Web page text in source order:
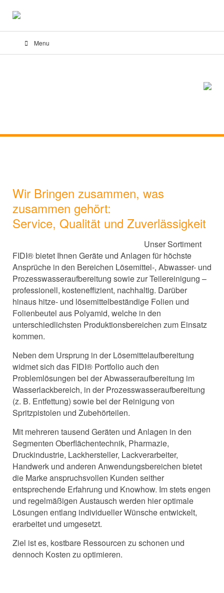
Menu
Wir Bringen zusammen, was
zusammen gehört:
Service, Qualität und Zuverlässigkeit
Unser Sortiment
FIDI® bietet Ihnen Geräte und Anlagen für höchste
Ansprüche in den Bereichen Lösemittel-, Abwasser- und
Prozesswasseraufbereitung sowie zur Teilereinigung –
professionell, kosteneffizient, nachhaltig. Darüber
hinaus hitze- und lösemittelbeständige Folien und
Folienbeutel aus Polyamid, welche in den
unterschiedlichsten Produktionsbereichen zum Einsatz
kommen.
Neben dem Ursprung in der Lösemittelaufbereitung
widmet sich das FIDI® Portfolio auch den
Problemlösungen bei der Abwasseraufbereitung im
Wasserlackbereich, in der Prozesswasseraufbereitung
(z. B. Entfettung) sowie bei der Reinigung von
Spritzpistolen und Zubehörteilen.
Mit mehreren tausend Geräten und Anlagen in den
Segmenten Oberflächentechnik, Pharmazie,
Druckindustrie, Lackhersteller, Lackverarbeiter,
Handwerk und anderen Anwendungsbereichen bietet
die Marke anspruchsvollen Kunden seither
entsprechende Erfahrung und Knowhow. Im stets engen
und regelmäßigen Austausch werden hier optimale
Lösungen entlang individueller Wünsche entwickelt,
erarbeitet und umgesetzt.
Ziel ist es, kostbare Ressourcen zu schonen und
dennoch Kosten zu optimieren.